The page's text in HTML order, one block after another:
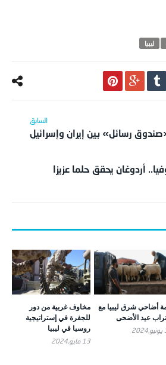
ليبيا
رسائل» بين إيران وإسرائيل
أردوغان يحقق حلما عزيزا
أضاحي شرق ليبيا مع
عيد الأضحى
مخاوف غربية من دور
للجفرة في إستراتيجية
روسيا في ليبيا
13 مايو,2024